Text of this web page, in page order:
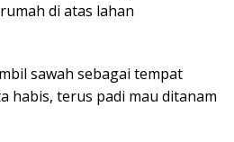
di atas lahan
sawah sebagai tempat
habis, terus padi mau ditanam